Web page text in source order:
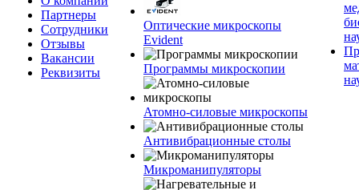
Партнеры
Сотрудники
Отзывы
Вакансии
Реквизиты
Оптические микроскопы
Evident
Программы микроскопии
Атомно-силовые микроскопы
Антивибрационные столы
Микроманипуляторы